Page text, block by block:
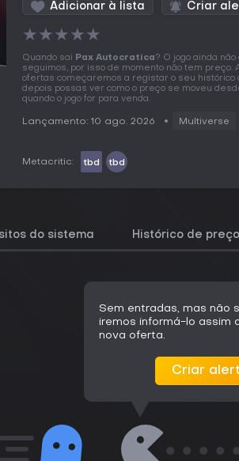
Adicionar à lista Criar
★★★★★
Quando sai Pax Autocratica? O jogo ainda
seguimos, por isso de momento não tem
ofertas começaremos a registar o seu histórico
depois possas ver como o preço se moveu
quando o jogo for para venda.
Lançamento: 10 ago. 2026 Multiverse
Metacritic: tbd tbd
do sistema Histórico de
Sem entradas, mas não
iremos informá-lo assim
nova oferta.
Criar